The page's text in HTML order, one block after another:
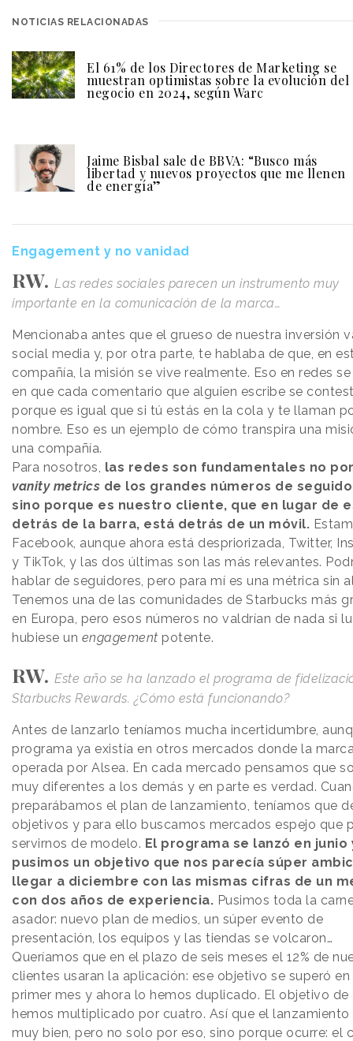
NOTICIAS RELACIONADAS
El 61% de los Directores de Marketing se
muestran optimistas sobre la evolución del
negocio en 2024, según Warc
Jaime Bisbal sale de BBVA: “Busco más
libertad y nuevos proyectos que me llenen
de energía”
Engagement y no vanidad
RW. Las redes sociales parecen un instrumento muy
importante en la comunicación de la marca…
Mencionaba antes que el grueso de nuestra inversión
social media y, por otra parte, te hablaba de que, en
compañía, la misión se vive realmente. Eso en redes
en que cada comentario que alguien escribe se
porque es igual que si tú estás en la cola y te llaman
nombre. Eso es un ejemplo de cómo transpira una
una compañía.
Para nosotros, las redes son fundamentales no
vanity metrics de los grandes números de
sino porque es nuestro cliente, que en lugar de
detrás de la barra, está detrás de un móvil.
Facebook, aunque ahora está despriorizada, Twitter,
y TikTok, y las dos últimas son las más relevantes.
hablar de seguidores, pero para mí es una métrica sin
Tenemos una de las comunidades de Starbucks más
en Europa, pero esos números no valdrían de nada si
hubiese un engagement potente.
RW. Este año se ha lanzado el programa de
Starbucks Rewards. ¿Cómo está funcionando?
Antes de lanzarlo teníamos mucha incertidumbre,
programa ya existía en otros mercados donde la
operada por Alsea. En cada mercado pensamos que
muy diferentes a los demás y en parte es verdad.
preparábamos el plan de lanzamiento, teníamos que
objetivos y para ello buscamos mercados espejo que
servirnos de modelo. El programa se lanzó en junio
pusimos un objetivo que nos parecía súper
llegar a diciembre con las mismas cifras de un
con dos años de experiencia. Pusimos toda la
asador: nuevo plan de medios, un súper evento de
presentación, los equipos y las tiendas se volcaron…
Queríamos que en el plazo de seis meses el 12% de
clientes usaran la aplicación: ese objetivo se superó en
primer mes y ahora lo hemos duplicado. El objetivo
hemos multiplicado por cuatro. Así que el lanzamiento
muy bien, pero no solo por eso, sino porque ocurre: el